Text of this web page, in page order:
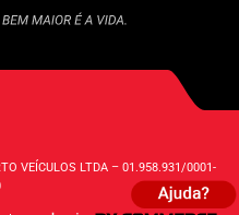
VEÍCULOS LTDA – 01.958.931/0001-